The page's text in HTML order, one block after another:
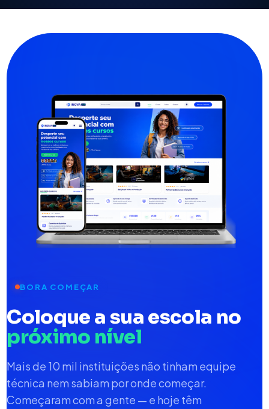
BORA COMEÇAR
Coloque a sua escola no
próximo nível
Mais de 10 mil instituições não tinham equipe
técnica nem sabiam por onde começar.
Começaram com a gente — e hoje têm